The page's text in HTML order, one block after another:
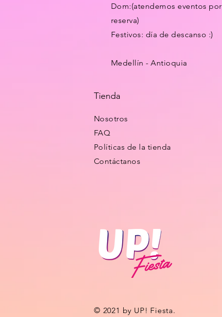
Dom:(atendemos eventos por
reserva)
Festivos: día de descanso :)
Medellín - Antioquia
Tienda
Nosotros
FAQ
Políticas de la tienda
Contáctanos
© 2021 by UP! Fiesta.